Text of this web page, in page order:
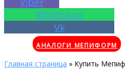
Whatsapp
Vk
АНАЛОГИ МЕПИФОРМ
Главная страница » Купить